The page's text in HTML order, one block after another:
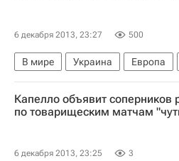
РПЛ 2026-2027 (Чемпионат
Зенит
Урал
Александр
Томаш Губочан
6 декабря 2013, 23:27 500
В мире Украина Европа
Николай Азаров (политик)
Кабинет министров Украины
Капелло объявит соперников
по товарищеским матчам
6 декабря 2013, 23:25 3